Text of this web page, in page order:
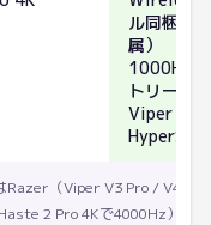
ル同梱ま
属）
1000Hz
トリー帯
Viper V3
Razer（Viper V3 Pro / V4 Pro
2 Pro 4Kで4000Hz）。